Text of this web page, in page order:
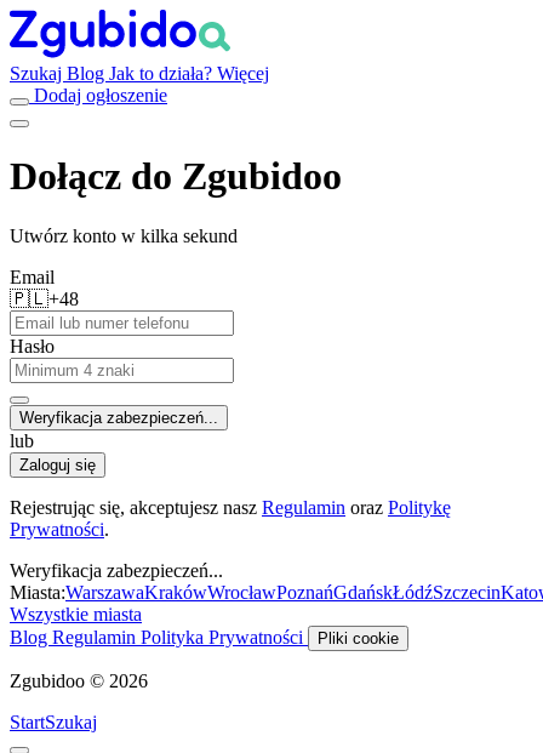
Szukaj Blog Jak to działa? Więcej
Dodaj ogłoszenie
Dołącz do Zgubidoo
Utwórz konto w kilka sekund
Email
🇵🇱+48
Hasło
Weryfikacja zabezpieczeń...
lub
Zaloguj się
Rejestrując się, akceptujesz nasz Regulamin oraz Politykę
Prywatności.
Weryfikacja zabezpieczeń...
Miasta:WarszawaKrakówWrocławPoznańGdańskŁódźSzczecin
Wszystkie miasta
Blog Regulamin Polityka Prywatności Pliki cookie
Zgubidoo © 2026
StartSzukaj